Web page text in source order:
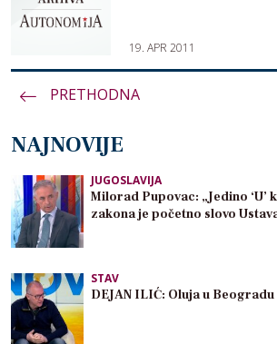
19. APR 2011
PRETHODNA
NAJNOVIJE
JUGOSLAVIJA
Milorad Pupovac: „Jedino ‘U’
zakona je početno slovo
STAV
DEJAN ILIĆ: Oluja u Beogradu